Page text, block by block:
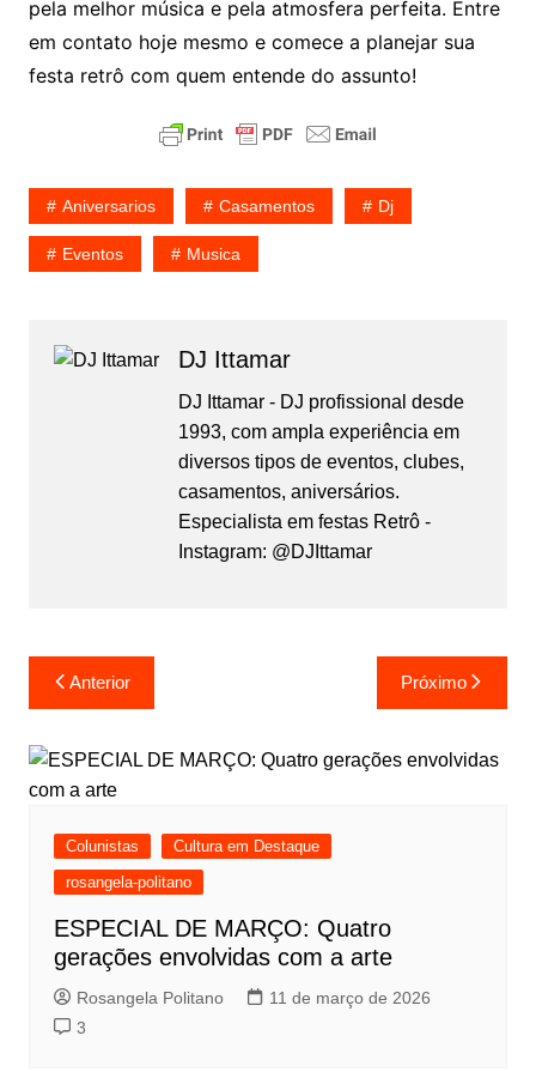
pela melhor música e pela atmosfera perfeita. Entre
em contato hoje mesmo e comece a planejar sua
festa retrô com quem entende do assunto!
Aniversarios Casamentos Dj
Eventos Musica
DJ Ittamar
DJ Ittamar - DJ profissional desde
1993, com ampla experiência em
diversos tipos de eventos, clubes,
casamentos, aniversários.
Especialista em festas Retrô -
Instagram: @DJIttamar
Anterior Próximo
Colunistas
Cultura em Destaque
rosangela-politano
ESPECIAL DE MARÇO: Quatro
gerações envolvidas com a arte
Rosangela Politano
11 de março de 2026
3